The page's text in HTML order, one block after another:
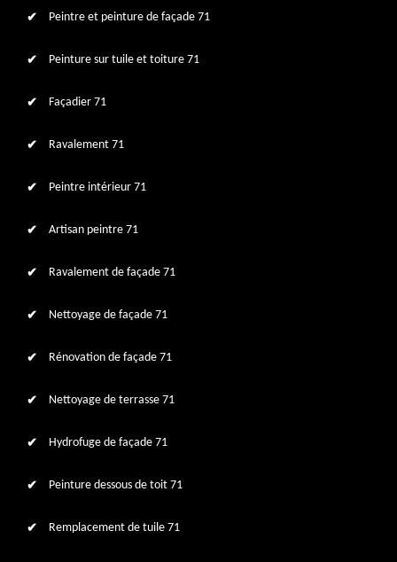
Peintre et peinture de façade 71
Peinture sur tuile et toiture 71
Façadier 71
Ravalement 71
Peintre intérieur 71
Artisan peintre 71
Ravalement de façade 71
Nettoyage de façade 71
Rénovation de façade 71
Nettoyage de terrasse 71
Hydrofuge de façade 71
Peinture dessous de toit 71
Remplacement de tuile 71